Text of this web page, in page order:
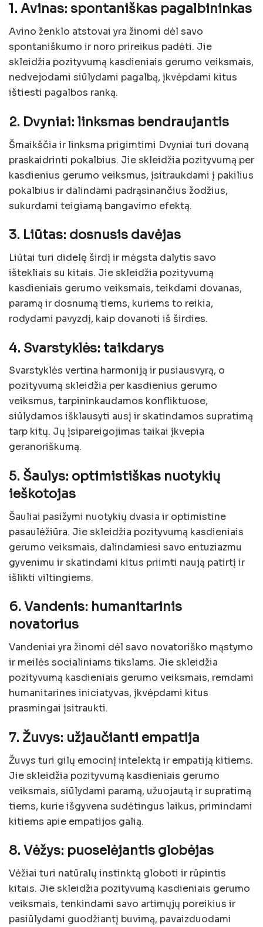
1. Avinas: spontaniškas pagalbininkas
Avino ženklo atstovai yra žinomi dėl savo
spontaniškumo ir noro prireikus padėti. Jie
skleidžia pozityvumą kasdieniais gerumo veiksmais,
nedvejodami siūlydami pagalbą, įkvėpdami kitus
ištiesti pagalbos ranką.
2. Dvyniai: linksmas bendraujantis
Šmaikščia ir linksma prigimtimi Dvyniai turi dovaną
praskaidrinti pokalbius. Jie skleidžia pozityvumą per
kasdienius gerumo veiksmus, įsitraukdami į pakilius
pokalbius ir dalindami padrąsinančius žodžius,
sukurdami teigiamą bangavimo efektą.
3. Liūtas: dosnusis davėjas
Liūtai turi didelę širdį ir mėgsta dalytis savo
ištekliais su kitais. Jie skleidžia pozityvumą
kasdieniais gerumo veiksmais, teikdami dovanas,
paramą ir dosnumą tiems, kuriems to reikia,
rodydami pavyzdį, kaip dovanoti iš širdies.
4. Svarstyklės: taikdarys
Svarstyklės vertina harmoniją ir pusiausvyrą, o
pozityvumą skleidžia per kasdienius gerumo
veiksmus, tarpininkaudamos konfliktuose,
siūlydamos išklausyti ausį ir skatindamos supratimą
tarp kitų. Jų įsipareigojimas taikai įkvepia
geranoriškumą.
5. Šaulys: optimistiškas nuotykių
ieškotojas
Šauliai pasižymi nuotykių dvasia ir optimistine
pasaulėžiūra. Jie skleidžia pozityvumą kasdieniais
gerumo veiksmais, dalindamiesi savo entuziazmu
gyvenimu ir skatindami kitus priimti naują patirtį ir
išlikti viltingiems.
6. Vandenis: humanitarinis
novatorius
Vandeniai yra žinomi dėl savo novatoriško mąstymo
ir meilės socialiniams tikslams. Jie skleidžia
pozityvumą kasdieniais gerumo veiksmais, remdami
humanitarines iniciatyvas, įkvėpdami kitus
prasmingai įsitraukti.
7. Žuvys: užjaučianti empatija
Žuvys turi gilų emocinį intelektą ir empatiją kitiems.
Jie skleidžia pozityvumą kasdieniais gerumo
veiksmais, siūlydami paramą, užuojautą ir supratimą
tiems, kurie išgyvena sudėtingus laikus, primindami
kitiems apie empatijos galią.
8. Vėžys: puoselėjantis globėjas
Vėžiai turi natūralų instinktą globoti ir rūpintis
kitais. Jie skleidžia pozityvumą kasdieniais gerumo
veiksmais, tenkindami savo artimųjų poreikius ir
pasiūlydami guodžiantį buvimą, pavaizduodami